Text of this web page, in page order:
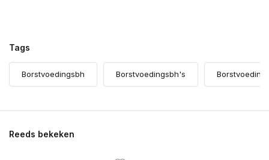
Tags
Borstvoedingsbh Borstvoedingsbh's
Reeds bekeken